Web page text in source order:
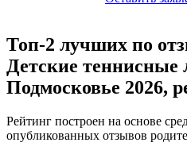
Топ-2 лучших по
Детские теннисные
Подмосковье 2026,
Рейтинг построен на основе
опубликованных отзывов